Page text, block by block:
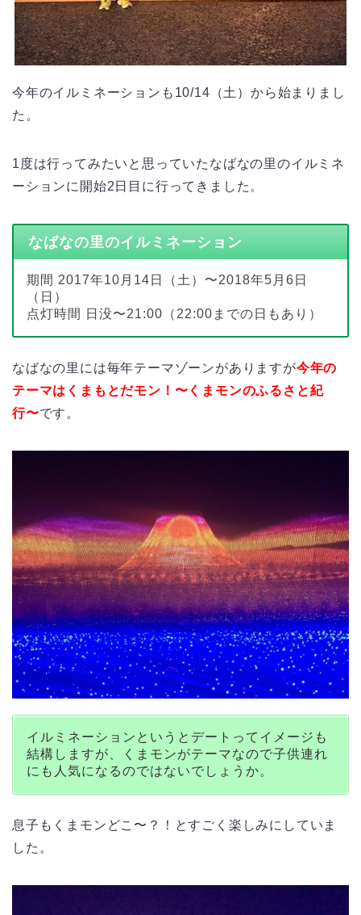
今年のイルミネーションも10/14（土）から始まりまし
た。
1度は行ってみたいと思っていたなばなの里のイルミネ
ーションに開始2日目に行ってきました。
なばなの里のイルミネーション
期間 2017年10月14日（土）〜2018年5月6日
（日）
点灯時間 日没〜21:00（22:00までの日もあり）
なばなの里には毎年テーマゾーンがありますが今年の
テーマはくまもとだモン！〜くまモンのふるさと紀
行〜です。
イルミネーションというとデートってイメージも
結構しますが、くまモンがテーマなので子供連れ
にも人気になるのではないでしょうか。
息子もくまモンどこ〜？！とすごく楽しみにしていま
した。